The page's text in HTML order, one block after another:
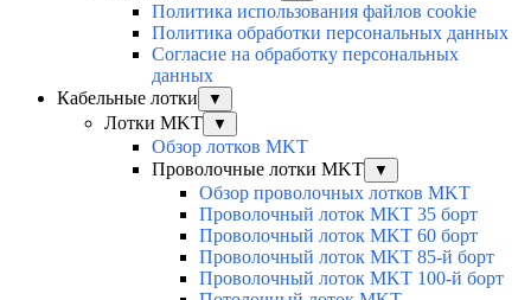
Политика использования файлов cookie
Политика обработки персональных данных
Согласие на обработку персональных
данных
Кабельные лотки
▼
Лотки MKT ▼
Обзор лотков MKT
Проволочные лотки MKT
▼
Обзор проволочных лотков MKT
Проволочный лоток MKT 35 борт
Проволочный лоток MKT 60 борт
Проволочный лоток MKT 85-й борт
Проволочный лоток MKT 100-й борт